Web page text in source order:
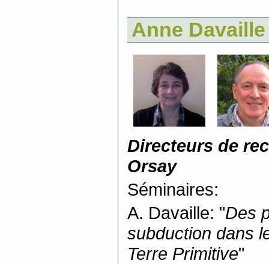
Anne
Directeurs de
Orsay
Séminaires:
A. Davaille: "Des
subduction dans
Terre Primitive"